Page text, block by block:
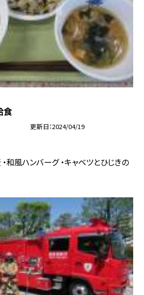
食
更新日 2024/04/19
・和風ハンバーグ ・キャベツとひじきの